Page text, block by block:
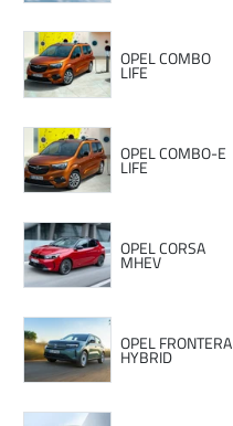
OPEL COMBO
LIFE
OPEL COMBO-E
LIFE
OPEL CORSA
MHEV
OPEL FRONTERA
HYBRID